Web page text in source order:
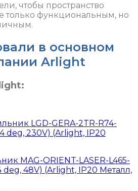
чтобы пространство
только функциональным, но
в основном
Arlight
LGD-GERA-2TR-R74-
deg, 230V) (Arlight, IP20
MAG-ORIENT-LASER-L465-
deg, 48V) (Arlight, IP20 Металл,